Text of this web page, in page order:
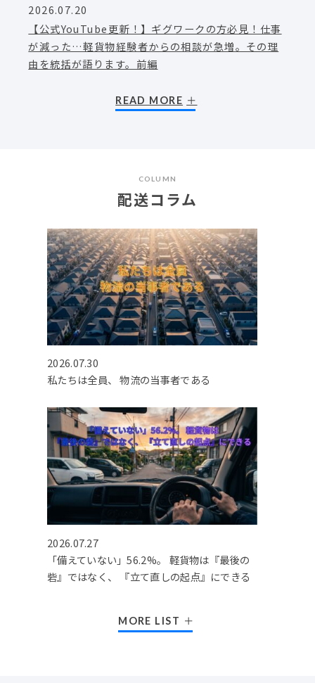
2026.07.20
【公式YouTube更新！】ギグワークの方必見！仕事
が減った…軽貨物経験者からの相談が急増。その理
由を統括が語ります。前編
READ MORE
COLUMN
配送コラム
2026.07.30
私たちは全員、 物流の当事者である
2026.07.27
「備えていない」56.2%。 軽貨物は『最後の
砦』ではなく、 『立て直しの起点』にできる
MORE LIST